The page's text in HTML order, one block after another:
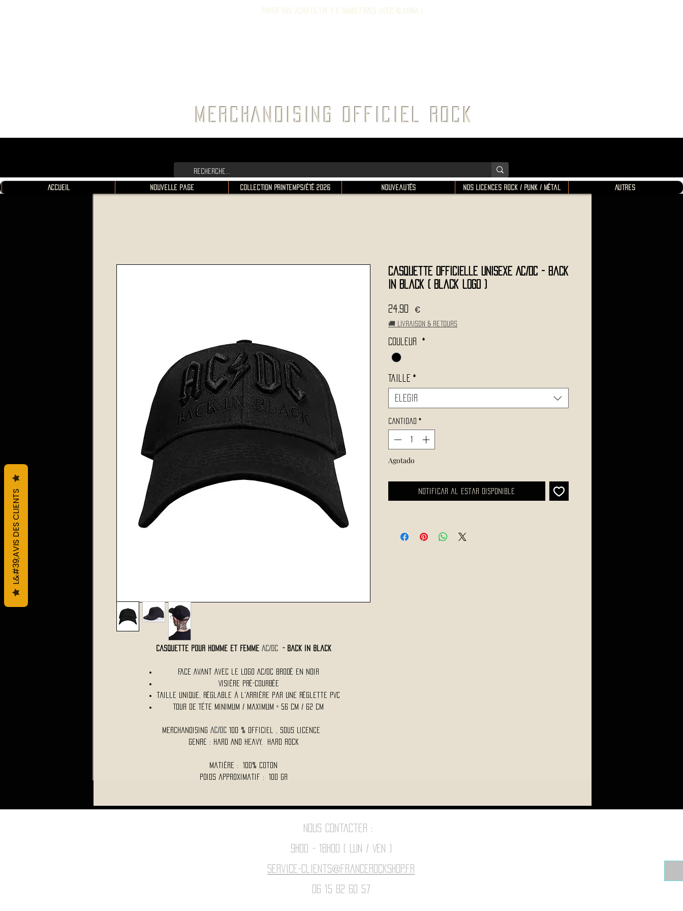
Payer vos achats en 3 x sans frais avec Klarna !
MERCHANDISING OFFICIEL ROCK
Accueil Nouvelle page Collection Printemps/Été 2026 Nouveautés Nos Licences Rock / Punk / Métal Autres
Casquette pour homme et Femme AC/DC - Back in Black
Face Avant Avec le Logo AC/DC Brodé en noir
Visière Pré-Courbée
Taille Unique, Réglable à l'Arrière par une Réglette PVC
Tour de Tête Minimum / Maximum = 56 cm / 62 cm
Merchandising AC/DC 100 % Officiel , Sous Licence
Genre : Hard And Heavy, Hard Rock
Matière : 100% Coton
Poids approximatif : 100 Gr
Casquette Officielle Unisexe AC/DC - Back
in Black ( Black logo )
24,90 €
🚚 Livraison & retours
Couleur *
Taille *
Elegir
Cantidad *
Agotado
Notificar al estar disponible
Nous contacter :
9h00 - 18H00 ( Lun / Ven )
Service-clients@francerockshop.fr
06 15 82 60 57
L&#39;AVIS DES CLIENTS